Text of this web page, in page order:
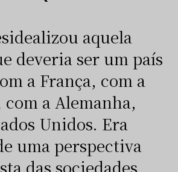
aquela
deveria ser um país
a França, com a
a Alemanha,
Unidos. Era
uma perspectiva
das sociedades